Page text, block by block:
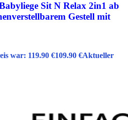
Sit N Relax 2in1 ab
Gestell mit
war: 119.90 €109.90 €Aktueller